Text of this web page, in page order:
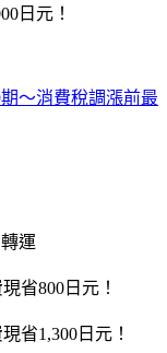
日元！
～消費稅調漲前最
運
省800日元！
省1,300日元！